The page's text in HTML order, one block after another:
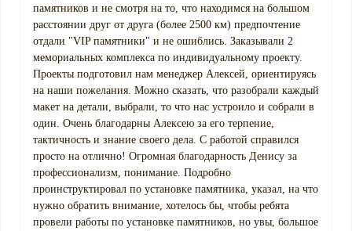
памятников и не смотря на то, что находимся на большом
расстоянии друг от друга (более 2500 км) предпочтение
отдали "VIP памятники" и не ошиблись. Заказывали 2
мемориальных комплекса по индивидуальному проекту.
Проекты подготовил нам менеджер Алексей, ориентируясь
на наши пожелания. Можно сказать, что разобрали каждый
макет на детали, выбрали, то что нас устроило и собрали в
один. Очень благодарны Алексею за его терпение,
тактичность и знание своего дела. С работой справился
просто на отлично! Огромная благодарность Денису за
профессионализм, понимание. Подробно
проинструктировал по установке памятника, указал, на что
нужно обратить внимание, хотелось бы, чтобы ребята
провели работы по установке памятников, но увы, большое